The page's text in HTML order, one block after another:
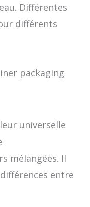
Différentes
différents
universelle
mélangées. Il
entre